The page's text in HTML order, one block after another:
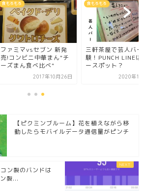
食もろもろ
ファミマvsセブン 新発
売!コンビニ中華まん"チ
ーズまん食べ比べ"
2017年10月26日
食もろもろ
三軒茶屋で芸人バー
験！PUNCH LINEは
ースポット？
2020年11
【ピクミンブルーム】花を植えながら移
動したらモバイルデータ通信量がピンチ
ン製のバンドは
製...